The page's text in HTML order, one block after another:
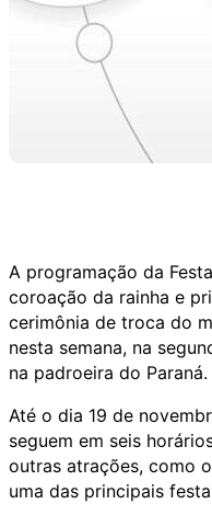
A programação da
coroação da rainha e
cerimônia de troca do
nesta semana, na
na padroeira do Paraná.
Até o dia 19 de
seguem em seis
outras atrações, como
uma das principais